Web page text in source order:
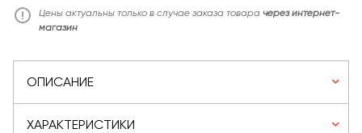
Цены актуальны только в случае заказа товара через интернет-
магазин
ОПИСАНИЕ
ХАРАКТЕРИСТИКИ